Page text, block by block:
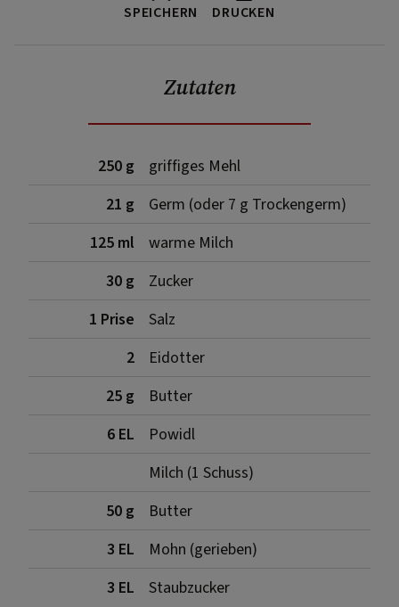
SPEICHERN DRUCKEN
Zutaten
250 g
griffiges Mehl
21 g
Germ (oder 7 g Trockengerm)
125 ml
warme Milch
30 g
Zucker
1 Prise
Salz
2
Eidotter
25 g
Butter
6 EL
Powidl
Milch (1 Schuss)
50 g
Butter
3 EL
Mohn (gerieben)
3 EL
Staubzucker